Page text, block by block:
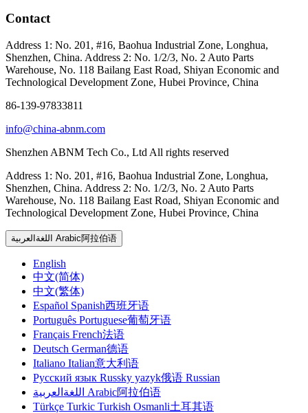
Contact
Address 1: No. 201, #16, Baohua Industrial Zone, Longhua,
Shenzhen, China. Address 2: No. 1/2/3, No. 2 Auto Parts
Warehouse, No. 118 Bailang East Road, Shiyan Economic and
Technological Development Zone, Hubei Province, China
86-139-97833811
info@china-abnm.com
Shenzhen ABNM Tech Co., Ltd All rights reserved
Address 1: No. 201, #16, Baohua Industrial Zone, Longhua,
Shenzhen, China. Address 2: No. 1/2/3, No. 2 Auto Parts
Warehouse, No. 118 Bailang East Road, Shiyan Economic and
Technological Development Zone, Hubei Province, China
اللغةالعربية Arabic阿拉伯语
English
中文(简体)
中文(繁体)
Español Spanish西班牙语
Português Portuguese葡萄牙语
Français French法语
Deutsch German德语
Italiano Italian意大利语
Русский язык Russky yazyk俄语 Russian
اللغةالعربية Arabic阿拉伯语
Türkçe Turkic Turkish Osmanli土耳其语